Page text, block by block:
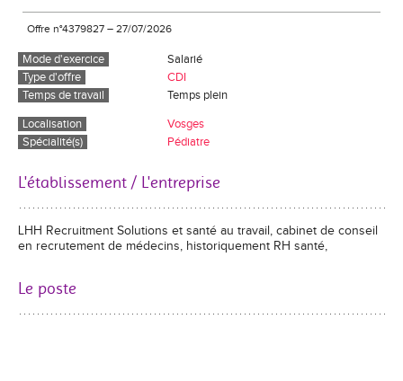
Offre n°4379827 – 27/07/2026
Mode d'exercice
Salarié
Type d'offre
CDI
Temps de travail
Temps plein
Localisation
Vosges
Spécialité(s)
Pédiatre
L'établissement / L'entreprise
LHH Recruitment Solutions et santé au travail, cabinet de conseil
en recrutement de médecins, historiquement RH santé,
Le poste